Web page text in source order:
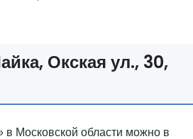
Окская ул., 30,
в Московской области можно в